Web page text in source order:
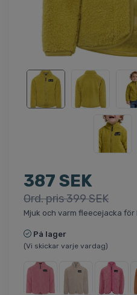
387 SEK
Ord. pris 399 SEK
Mjuk och varm fleecejacka för
På lager
(Vi skickar varje vardag)